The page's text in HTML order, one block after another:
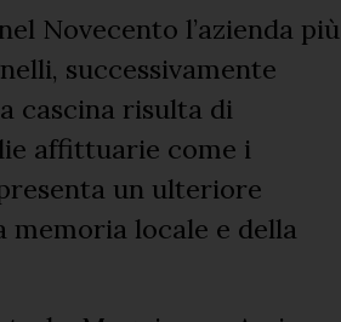
Novecento l’azienda più
successivamente
cascina risulta di
affittuarie come i
un ulteriore
locale e della